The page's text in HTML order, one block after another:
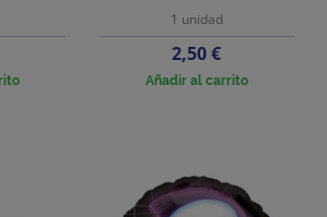
1 unidad
Precio
2,50 €
Añadir al carrito